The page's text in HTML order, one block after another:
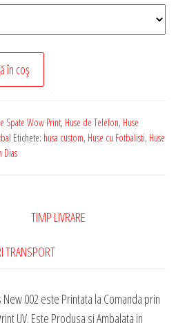
în coș
Spate Wow Print, Huse de Telefon, Huse
Etichete: husa custom, Huse cu Fotbalisti, Huse
Dias
TIMP LIVRARE
TRANSPORT
002 este Printata la Comanda prin
UV. Este Produsa si Ambalata in